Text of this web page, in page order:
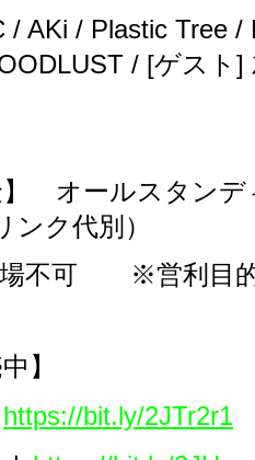
/ AKi / Plastic Tree /
/ [ゲスト ]
】 オールスタン
ンク代別）
場不可 ※営利目的
】
https://bit.ly/2JTr2r1